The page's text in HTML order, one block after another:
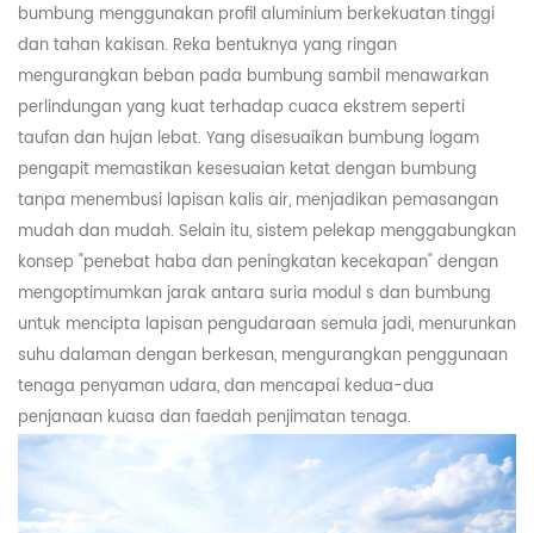
bumbung menggunakan profil aluminium berkekuatan tinggi
dan tahan kakisan. Reka bentuknya yang ringan
mengurangkan beban pada bumbung sambil menawarkan
perlindungan yang kuat terhadap cuaca ekstrem seperti
taufan dan hujan lebat. Yang disesuaikan bumbung logam
pengapit memastikan kesesuaian ketat dengan bumbung
tanpa menembusi lapisan kalis air, menjadikan pemasangan
mudah dan mudah. Selain itu, sistem pelekap menggabungkan
konsep "penebat haba dan peningkatan kecekapan" dengan
mengoptimumkan jarak antara suria modul s dan bumbung
untuk mencipta lapisan pengudaraan semula jadi, menurunkan
suhu dalaman dengan berkesan, mengurangkan penggunaan
tenaga penyaman udara, dan mencapai kedua-dua
penjanaan kuasa dan faedah penjimatan tenaga.